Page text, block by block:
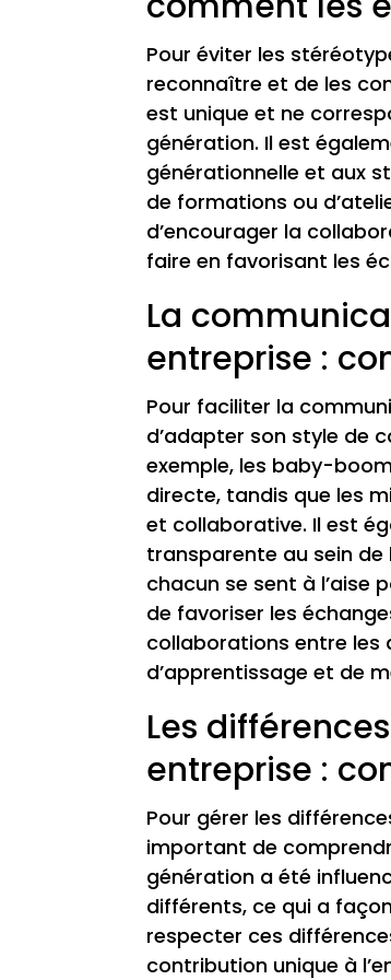
Pour éviter les
reconnaître et de les
est unique et ne
génération. Il est
générationnelle et aux
de formations ou
d’encourager la
faire en favorisant les
La
entreprise :
Pour faciliter la
d’adapter son style de
exemple, les baby-
directe, tandis que les
et collaborative. Il est
transparente au sein de
chacun se sent à l’aise
de favoriser les
collaborations entre
d’apprentissage et de
Les
entreprise :
Pour gérer les
important de
génération a été
différents, ce qui a
respecter ces
contribution unique à